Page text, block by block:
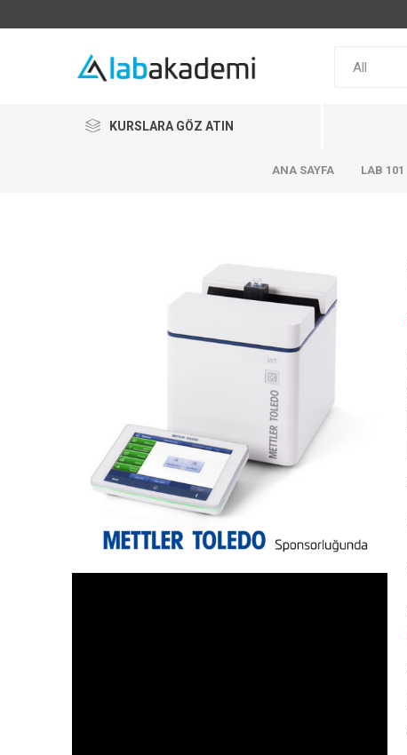
KURSLARA GÖZ ATIN
ANA SAYFA LAB 101